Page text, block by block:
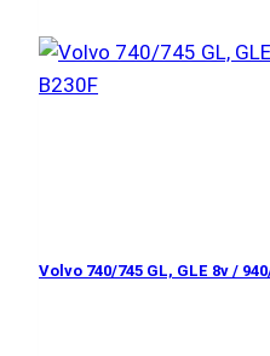
Volvo 740/745 GL, GLE 8v /